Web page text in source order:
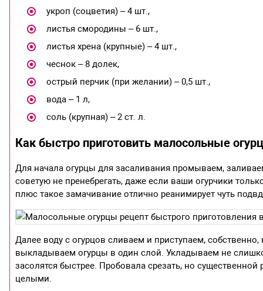
укроп (соцветия) – 4 шт.,
листья смородины – 6 шт.,
листья хрена (крупные) – 4 шт.,
чеснок – 8 долек,
острый перчик (при желании) – 0,5 шт.,
вода – 1 л,
соль (крупная) – 2 ст. л.
Как быстро приготовить малосольные
Для начала огурцы для засаливания промываем,
советую не пренебрегать, даже если ваши огурчики
плюс такое замачивание отлично реанимирует чуть
Далее воду с огурцов сливаем и приступаем,
выкладываем огурцы в один слой. Укладываем не
засолятся быстрее. Пробовала срезать, но
целыми.